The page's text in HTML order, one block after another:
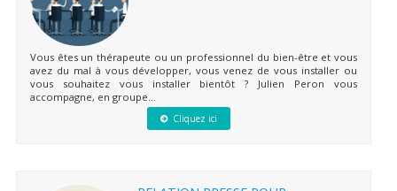
Vous êtes un thérapeute ou un professionnel du bien-être et vous
avez du mal à vous développer, vous venez de vous installer ou
vous souhaitez vous installer bientôt ? Julien Peron vous
accompagne, en groupe...
Cliquez ici